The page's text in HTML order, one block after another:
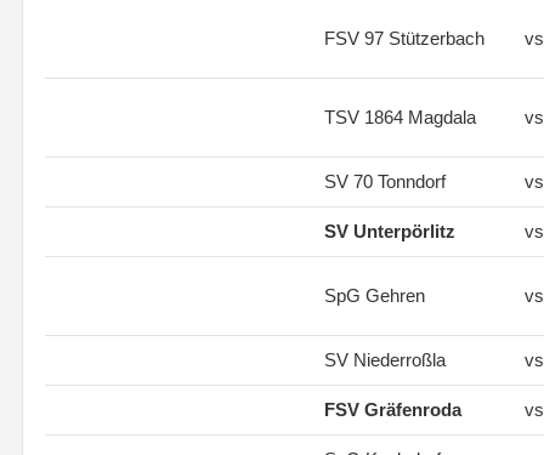
FSV 97 Stützerbach
TSV 1864 Magdala
SV 70 Tonndorf
SV Unterpörlitz
SpG Gehren
SV Niederroßla
FSV Gräfenroda